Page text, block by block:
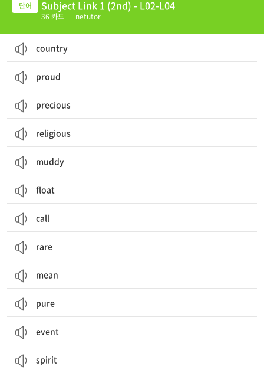
Subject Link 1 (2nd) - L02-L04
36 카드 | netutor
country
proud
precious
religious
muddy
float
call
rare
mean
pure
event
spirit